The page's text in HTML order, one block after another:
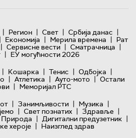
| Регион | Свет | Србија данас |
| Економија | Мерила времена | Рат
| Сервисне вести | Сматрачница |
| ЕУ могућности 2026
| Кошарка | Тенис | Одбојка |
| Атлетика | Ауто-мото | Остали
| Меморијал РТС
| Занимљивости | Музика |
| Свет познатих | Здравље |
Природа | Дигитални предузетник |
хероје | Наизглед здрав